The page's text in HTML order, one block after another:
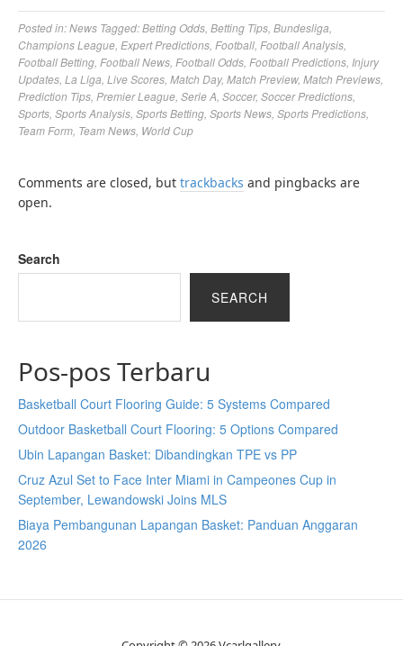
Posted in:News Tagged:Betting Odds Betting Tips Bundesliga
Champions League Expert Predictions Football Football Analysis
Football Betting Football News Football Odds Football Predictions Injury
Updates La Liga Live Scores Match Day, Match Preview, Match Previews
Prediction Tips Premier League Serie A Soccer, Soccer Predictions
Sports Sports Analysis Sports Betting Sports News Sports Predictions
Team Form Team News World Cup
Comments are closed, but trackbacks and pingbacks are
open.
Search
SEARCH
Pos-pos Terbaru
Basketball Court Flooring Guide: 5 Systems Compared
Outdoor Basketball Court Flooring: 5 Options Compared
Ubin Lapangan Basket: Dibandingkan TPE vs PP
Cruz Azul Set to Face Inter Miami in Campeones Cup in
September, Lewandowski Joins MLS
Biaya Pembangunan Lapangan Basket: Panduan Anggaran
2026